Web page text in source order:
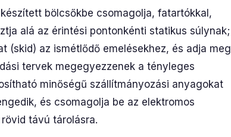
bölcsőkbe csomagolja, fatartókkal,
alá az érintési pontonkénti statikus súlynak;
(skid) az ismétlődő emelésekhez, és adja meg
tervek megegyezzenek a tényleges
minőségű szállítmányozási anyagokat
és csomagolja be az elektromos
távú tárolásra.